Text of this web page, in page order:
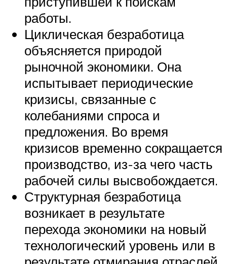
работы.
Циклическая безработица
объясняется природой
рыночной экономики. Она
испытывает периодические
кризисы, связанные с
колебаниями спроса и
предложения. Во время
кризисов временно сокращается
производство, из-за чего часть
рабочей силы высвобождается.
Структурная безработица
возникает в результате
перехода экономики на новый
технологический уровень или в